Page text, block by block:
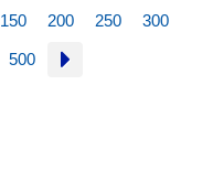
150 200 250 300
500